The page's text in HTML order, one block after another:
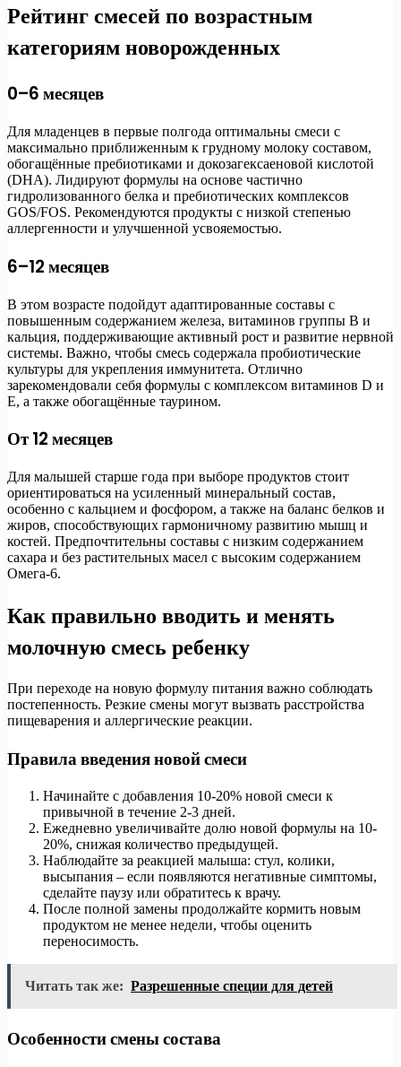
Рейтинг смесей по возрастным
категориям новорожденных
0–6 месяцев
Для младенцев в первые полгода оптимальны смеси с
максимально приближенным к грудному молоку составом,
обогащённые пребиотиками и докозагексаеновой кислотой
(DHA). Лидируют формулы на основе частично
гидролизованного белка и пребиотических комплексов
GOS/FOS. Рекомендуются продукты с низкой степенью
аллергенности и улучшенной усвояемостью.
6–12 месяцев
В этом возрасте подойдут адаптированные составы с
повышенным содержанием железа, витаминов группы В и
кальция, поддерживающие активный рост и развитие нервной
системы. Важно, чтобы смесь содержала пробиотические
культуры для укрепления иммунитета. Отлично
зарекомендовали себя формулы с комплексом витаминов D и
E, а также обогащённые таурином.
От 12 месяцев
Для малышей старше года при выборе продуктов стоит
ориентироваться на усиленный минеральный состав,
особенно с кальцием и фосфором, а также на баланс белков и
жиров, способствующих гармоничному развитию мышц и
костей. Предпочтительны составы с низким содержанием
сахара и без растительных масел с высоким содержанием
Омега-6.
Как правильно вводить и менять
молочную смесь ребенку
При переходе на новую формулу питания важно соблюдать
постепенность. Резкие смены могут вызвать расстройства
пищеварения и аллергические реакции.
Правила введения новой смеси
Начинайте с добавления 10-20% новой смеси к
привычной в течение 2-3 дней.
Ежедневно увеличивайте долю новой формулы на 10-
20%, снижая количество предыдущей.
Наблюдайте за реакцией малыша: стул, колики,
высыпания – если появляются негативные симптомы,
сделайте паузу или обратитесь к врачу.
После полной замены продолжайте кормить новым
продуктом не менее недели, чтобы оценить
переносимость.
Читать так же: Разрешенные специи для детей
Особенности смены состава